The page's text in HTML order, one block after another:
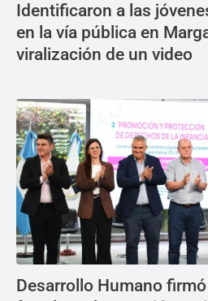
Identificaron a las
en la vía pública en
viralización de un video
Desarrollo Humano